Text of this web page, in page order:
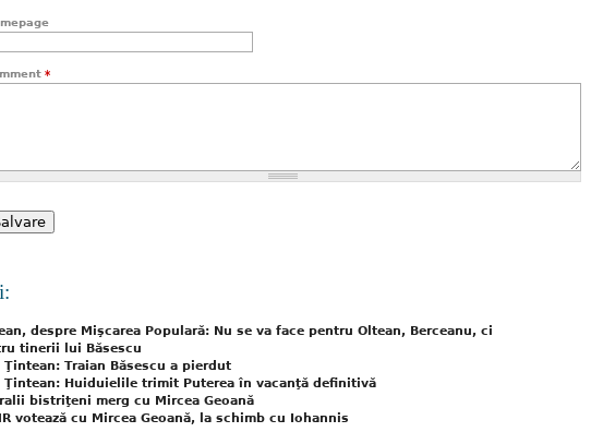
*
despre Mişcarea Populară: Nu se va face pentru Oltean, Berceanu, ci
tinerii lui Băsescu
Ţintean: Traian Băsescu a pierdut
Ţintean: Huiduielile trimit Puterea în vacanţă definitivă
bistriţeni merg cu Mircea Geoană
votează cu Mircea Geoană, la schimb cu Iohannis